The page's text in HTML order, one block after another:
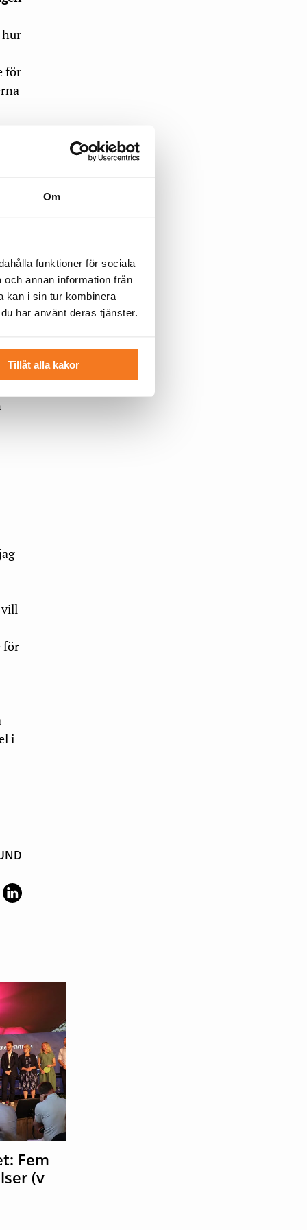
Om
funktioner för sociala
annan information från
kan i sin tur kombinera
har använt deras tjänster.
Tillåt alla kakor
för
vill
för
i
Fem
(v